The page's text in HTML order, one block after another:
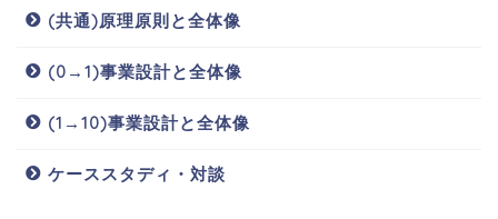
(共通)原理原則と全体像
(0→1)事業設計と全体像
(1→10)事業設計と全体像
ケーススタディ・対談